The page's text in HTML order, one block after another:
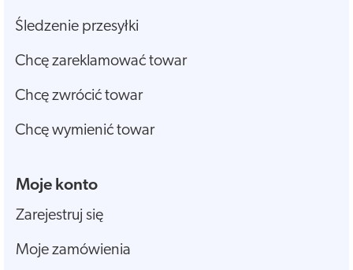
Śledzenie przesyłki
Chcę zareklamować towar
Chcę zwrócić towar
Chcę wymienić towar
Moje konto
Zarejestruj się
Moje zamówienia